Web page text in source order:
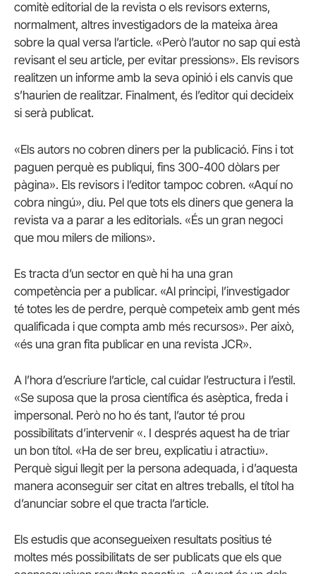
comitè editorial de la revista o els revisors externs,
normalment, altres investigadors de la mateixa àrea
sobre la qual versa l’article. «Però l’autor no sap qui està
revisant el seu article, per evitar pressions». Els revisors
realitzen un informe amb la seva opinió i els canvis que
s’haurien de realitzar. Finalment, és l’editor qui decideix
si serà publicat.
«Els autors no cobren diners per la publicació. Fins i tot
paguen perquè es publiqui, fins 300-400 dòlars per
pàgina». Els revisors i l’editor tampoc cobren. «Aquí no
cobra ningú», diu. Pel que tots els diners que genera la
revista va a parar a les editorials. «És un gran negoci
que mou milers de milions».
Es tracta d’un sector en què hi ha una gran
competència per a publicar. «Al principi, l’investigador
té totes les de perdre, perquè competeix amb gent més
qualificada i que compta amb més recursos». Per això,
«és una gran fita publicar en una revista JCR».
A l’hora d’escriure l’article, cal cuidar l’estructura i l’estil.
«Se suposa que la prosa científica és asèptica, freda i
impersonal. Però no ho és tant, l’autor té prou
possibilitats d’intervenir «. I després aquest ha de triar
un bon títol. «Ha de ser breu, explicatiu i atractiu».
Perquè sigui llegit per la persona adequada, i d’aquesta
manera aconseguir ser citat en altres treballs, el títol ha
d’anunciar sobre el que tracta l’article.
Els estudis que aconsegueixen resultats positius té
moltes més possibilitats de ser publicats que els que